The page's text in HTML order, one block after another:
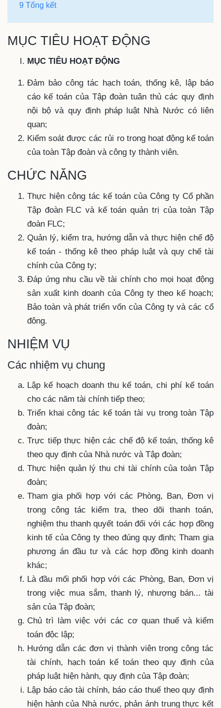
9 Tổng kết
MỤC TIÊU HOẠT ĐỘNG
MỤC TIÊU HOẠT ĐỘNG
Đảm bảo công tác hạch toán, thống kê, lập báo
cáo kế toán của Tập đoàn tuân thủ các quy định
nội bộ và quy định pháp luật Nhà Nước có liên
quan;
Kiểm soát được các rủi ro trong hoạt động kế toán
của toàn Tập đoàn và công ty thành viên.
CHỨC NĂNG
Thực hiện công tác kế toán của Công ty Cổ phần
Tập đoàn FLC và kế toán quản trị của toàn Tập
đoàn FLC;
Quản lý, kiểm tra, hướng dẫn và thực hiện chế độ
kế toán - thống kê theo pháp luật và quy chế tài
chính của Công ty;
Đáp ứng nhu cầu về tài chính cho mọi hoạt động
sản xuất kinh doanh của Công ty theo kế hoạch;
Bảo toàn và phát triển vốn của Công ty và các cổ
đông.
NHIỆM VỤ
Các nhiệm vụ chung
Lập kế hoạch doanh thu kế toán, chi phí kế toán
cho các năm tài chính tiếp theo;
Triển khai công tác kế toán tài vụ trong toàn Tập
đoàn;
Trực tiếp thực hiện các chế độ kế toán, thống kê
theo quy định của Nhà nước và Tập đoàn;
Thực hiện quản lý thu chi tài chính của toàn Tập
đoàn;
Tham gia phối hợp với các Phòng, Ban, Đơn vị
trong công tác kiểm tra, theo dõi thanh toán,
nghiệm thu thanh quyết toán đối với các hợp đồng
kinh tế của Công ty theo đúng quy định; Tham gia
phương án đầu tư và các hợp đồng kinh doanh
khác;
Là đầu mối phối hợp với các Phòng, Ban, Đơn vị
trong việc mua sắm, thanh lý, nhượng bán... tài
sản của Tập đoàn;
Chủ trì làm việc với các cơ quan thuế và kiểm
toán độc lập;
Hướng dẫn các đơn vị thành viên trong công tác
tài chính, hạch toán kế toán theo quy định của
pháp luật hiện hành, quy định của Tập đoàn;
Lập báo cáo tài chính, báo cáo thuế theo quy định
hiện hành của Nhà nước, phản ánh trung thực kết